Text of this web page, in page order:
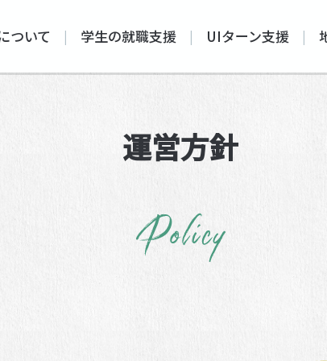
ついて 学生の就職支援 UIターン支援
運営方針